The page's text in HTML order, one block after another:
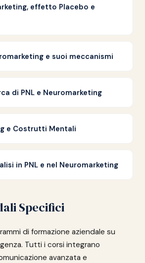
effetto Placebo e
e suoi meccanismi
di PNL e Neuromarketing
e Costrutti Mentali
in PNL e nel Neuromarketing
Specifici
di formazione aziendale su
Tutti i corsi integrano
avanzata e